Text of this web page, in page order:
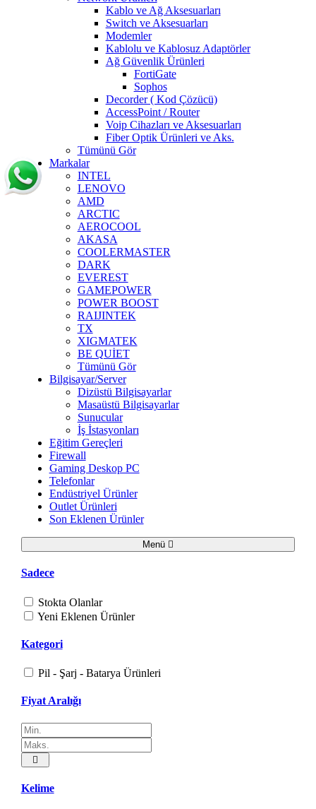
Kablo ve Ağ Aksesuarları
Switch ve Aksesuarları
Modemler
Kablolu ve Kablosuz Adaptörler
Ağ Güvenlik Ürünleri
FortiGate
Sophos
Decorder ( Kod Çözücü)
AccessPoint / Router
Voip Cihazları ve Aksesuarları
Fiber Optik Ürünleri ve Aks.
Tümünü Gör
Markalar
INTEL
LENOVO
AMD
ARCTIC
AEROCOOL
AKASA
COOLERMASTER
DARK
EVEREST
GAMEPOWER
POWER BOOST
RAIJINTEK
TX
XIGMATEK
BE QUİET
Tümünü Gör
Bilgisayar/Server
Dizüstü Bilgisayarlar
Masaüstü Bilgisayarlar
Sunucular
İş İstasyonları
Eğitim Gereçleri
Firewall
Gaming Deskop PC
Telefonlar
Endüstriyel Ürünler
Outlet Ürünleri
Son Eklenen Ürünler
Menü
Sadece
Stokta Olanlar
Yeni Eklenen Ürünler
Kategori
Pil - Şarj - Batarya Ürünleri
Fiyat Aralığı
Kelime